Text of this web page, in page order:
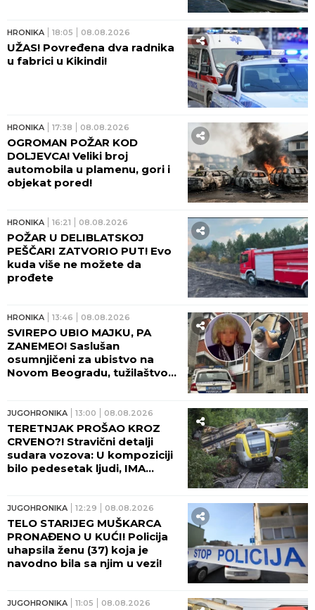
HRONIKA 18:05 08.08.2026
UŽAS! Povređena dva radnika
u fabrici u Kikindi!
HRONIKA 17:38 08.08.2026
OGROMAN POŽAR KOD
DOLJEVCA! Veliki broj
automobila u plamenu, gori i
objekat pored!
HRONIKA 16:21 08.08.2026
POŽAR U DELIBLATSKOJ
PEŠČARI ZATVORIO PUT! Evo
kuda više ne možete da
prođete
HRONIKA 13:46 08.08.2026
SVIREPO UBIO MAJKU, PA
ZANEMEO! Saslušan
osumnjičeni za ubistvo na
Novom Beogradu, tužilaštvo
JUGOHRONIKA 13:00 08.08.2026
TERETNJAK PROŠAO KROZ
CRVENO?! Stravični detalji
sudara vozova: U kompoziciji
bilo pedesetak ljudi, IMA
JUGOHRONIKA 12:29 08.08.2026
TELO STARIJEG MUŠKARCA
PRONAĐENO U KUĆI! Policija
uhapsila ženu (37) koja je
navodno bila sa njim u vezi!
JUGOHRONIKA 11:05 08.08.2026